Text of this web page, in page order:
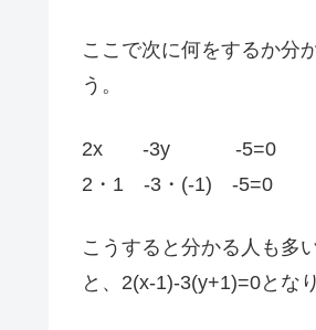
ここで次に何をするか分
う。
2x -3y -5=0
2・1 -3・(-1) -5=0
こうすると分かる人も多
と、2(x-1)-3(y+1)=0とな